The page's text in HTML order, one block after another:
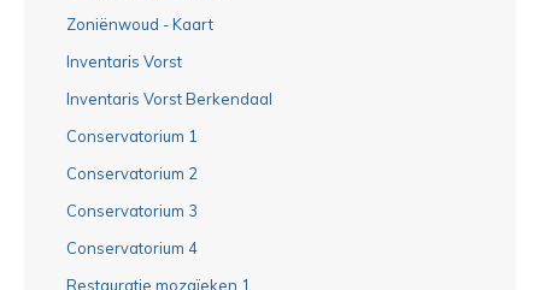
Zoniënwoud - Kaart
Inventaris Vorst
Inventaris Vorst Berkendaal
Conservatorium 1
Conservatorium 2
Conservatorium 3
Conservatorium 4
Restauratie mozaïeken 1